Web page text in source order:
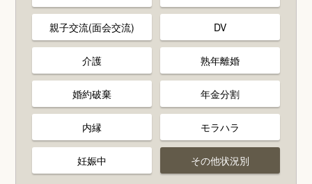
親子交流(面会交流) DV
介護 熟年離婚
婚約破棄 年金分割
内縁 モラハラ
妊娠中 その他状況別